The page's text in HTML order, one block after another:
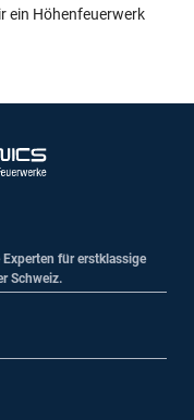
ein Höhenfeuerwerk
für erstklassige
Schweiz.